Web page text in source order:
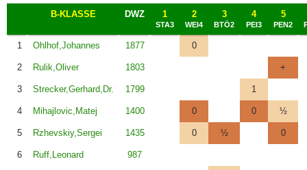
B-KLASSE DWZ 1
STA3
2
WEI4
3
BTÖ2
4
PEI3
5
PEN2
1 Ohlhof,Johannes 1877 0
2 Rulik,Oliver 1803 +
3 Strecker,Gerhard,Dr. 1799 1
4 Mihajlovic,Matej 1400 0 0 ½
5 Rzhevskiy,Sergei 1435 0 ½ 0
6 Ruff,Leonard 987